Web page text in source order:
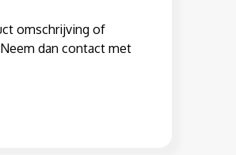
omschrijving of
dan contact met